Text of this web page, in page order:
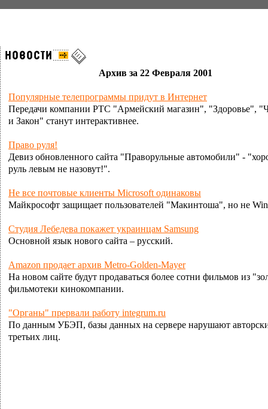
Архив за 22 Февраля 2001
Популярные телепрограммы придут в Интернет
Передачи компании РТС "Армейский магазин", "Здоровье",
и Закон" станут интерактивнее.
Право руля!
Девиз обновленного сайта "Праворульные автомобили" -
руль левым не назовут!".
Не все почтовые клиенты Microsoft одинаковы
Майкрософт защищает пользователей "Макинтоша", но не
Студия Лебедева покажет украинцам Samsung
Основной язык нового сайта – русский.
Amazon продает архив Metro-Golden-Mayer
На новом сайте будут продаваться более сотни фильмов из
фильмотеки кинокомпании.
"Органы" прервали работу integrum.ru
По данным УБЭП, базы данных на сервере нарушают
третьих лиц.